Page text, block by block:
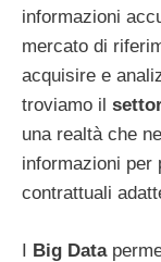
informazioni
mercato di
acquisire e
troviamo il
una realtà che
informazioni per
contrattuali
I Big Data